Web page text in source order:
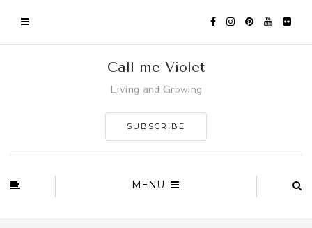
Call me Violet
Living and Growing
SUBSCRIBE
MENU